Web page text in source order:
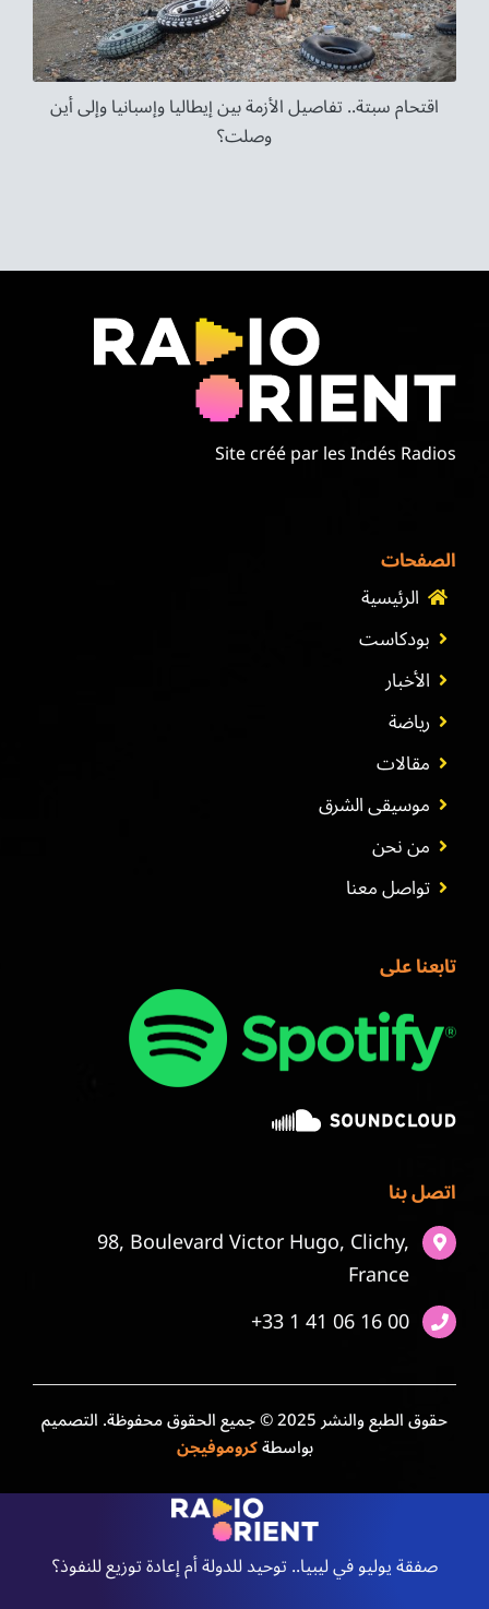
اقتحام سبتة.. تفاصيل الأزمة بين إيطاليا وإسبانيا وإلى أين
وصلت؟
Site créé par les Indés Radios
الصفحات
الرئيسية
بودكاست
الأخبار
رياضة
مقالات
موسيقى الشرق
من نحن
تواصل معنا
تابعنا على
اتصل بنا
98, Boulevard Victor Hugo, Clichy,
France
+33 1 41 06 16 00
حقوق الطبع والنشر 2025 © جميع الحقوق محفوظة. التصميم
بواسطةكروموفيجن
صفقة يوليو في ليبيا.. توحيد للدولة أم إعادة توزيع للنفوذ؟